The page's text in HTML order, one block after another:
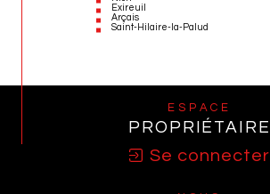
Exireuil
Arçais
Saint-Hilaire-la-Palud
ESPACE
PROPRIÉTAIRE
Se connecter